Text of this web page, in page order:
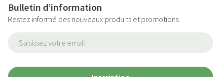
Bulletin d’information
Restez informé des nouveaux produits et promotions